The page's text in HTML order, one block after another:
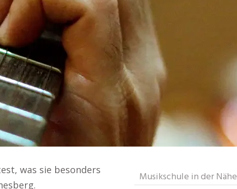
was sie besonders
Musikschule in der Nähe